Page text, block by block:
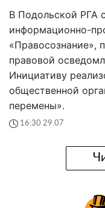
В Подольской РГА
информационно-
«Правосознание»,
правовой
Инициативу
общественной
перемены».
16:30 29.07